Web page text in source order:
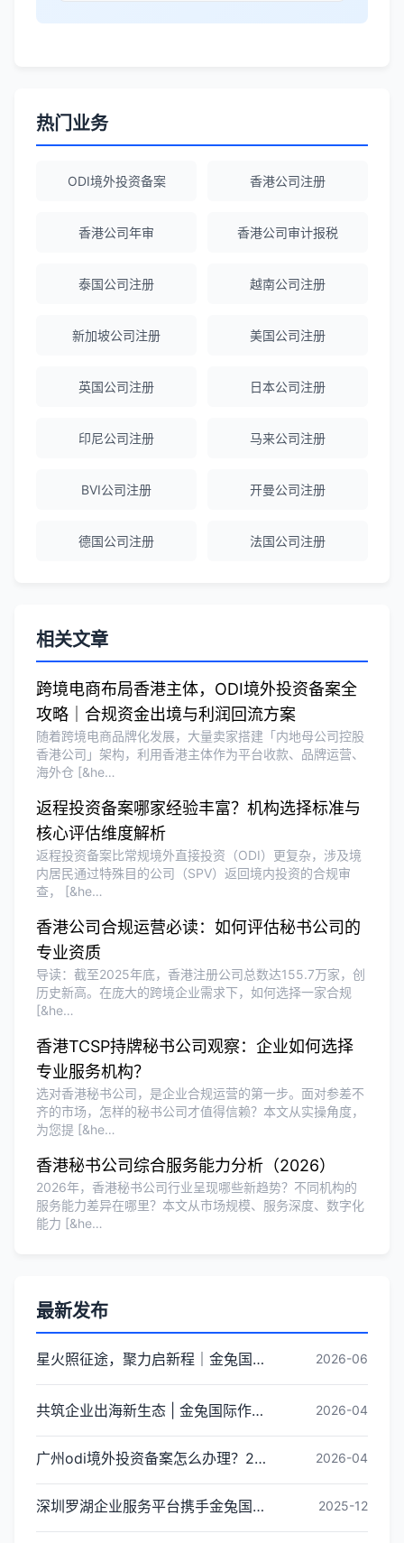
陈经理 ★★★★★
Emma Zhang ★★★★★
越南公司注册全程指导，文件准备非常专
泰国公司注册和银行开户服务高效，推
刘总
泰国BOI申请+建厂规划一站式服务，完
美！
Olivia Wang ★★★★★
香港公司注册和审计服务专业高效，非常
热门业务
ODI境外投资备案 香港公司注册
香港公司年审 香港公司审计报税
泰国公司注册 越南公司注册
新加坡公司注册 美国公司注册
英国公司注册 日本公司注册
印尼公司注册 马来公司注册
BVI公司注册 开曼公司注册
德国公司注册 法国公司注册
相关文章
跨境电商布局香港主体，ODI境外投资备案全
攻略｜合规资金出境与利润回流方案
随着跨境电商品牌化发展，大量卖家搭建「内地母公司控股
香港公司」架构，利用香港主体作为平台收款、品牌运营、
海外仓 [&he…
返程投资备案哪家经验丰富？机构选择标准与
核心评估维度解析
返程投资备案比常规境外直接投资（ODI）更复杂，涉及境
内居民通过特殊目的公司（SPV）返回境内投资的合规审
查， [&he…
香港公司合规运营必读：如何评估秘书公司的
专业资质
导读：截至2025年底，香港注册公司总数达155.7万家，创
历史新高。在庞大的跨境企业需求下，如何选择一家合规
[&he…
香港TCSP持牌秘书公司观察：企业如何选择
专业服务机构？
选对香港秘书公司，是企业合规运营的第一步。面对参差不
齐的市场，怎样的秘书公司才值得信赖？本文从实操角度，
为您提 [&he…
香港秘书公司综合服务能力分析（2026）
2026年，香港秘书公司行业呈现哪些新趋势？不同机构的
服务能力差异在哪里？本文从市场规模、服务深度、数字化
能力 [&he…
最新发布
星火照征途，聚力启新程｜金兔国际井冈山红色研学团建圆满收官 2026-06
共筑企业出海新生态 | 金兔国际作为代表单位亮相宝安区出海服务中心揭牌仪式 2026-04
广州odi境外投资备案怎么办理？2026年最新流程详解 2026-04
深圳罗湖企业服务平台携手金兔国际ODI备案专家,共建跨境出海全链条服务新生态 2025-12